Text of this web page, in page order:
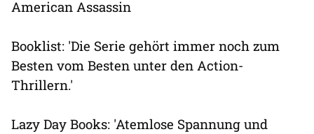
American Assassin
Booklist: 'Die Serie gehört immer noch zum
Besten vom Besten unter den Action-
Thrillern.'
Lazy Day Books: 'Atemlose Spannung und